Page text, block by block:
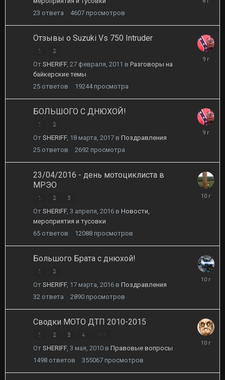
23 ответа 4607 просмотров
Отзывы о Suzuki Vs 750 Intruder
1 2
От SHERIFF, 27 февраля, 2011 в Разговоры на
байкерские темы
25 ответов 19244 просмотра
БОЛЬШОГО С ДНЮХОЙ!
1 2
От SHERIFF, 18 марта, 2017 в Поздравления
25 ответов 2692 просмотра
20
23/04/2016 - день мотоциклиста в
МРЭО
1 2 3
От SHERIFF, 3 апреля, 2016 в Новости,
мероприятия и тусовки
65 ответов 12088 просмотров
24
Большого Брата с днюхой!
1 2
От SHERIFF, 17 марта, 2016 в Поздравления
32 ответа 2890 просмотров
23
Сводки МОТО ДТП 2010-2015
1 2 3 4
От SHERIFF, 3 мая, 2010 в Правовые вопросы
1498 ответов 355067 просмотров
11